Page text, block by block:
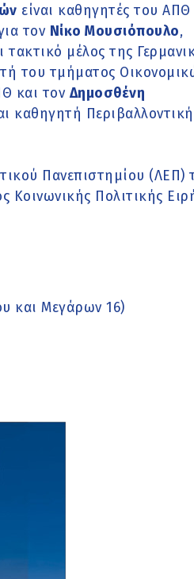
είναι καθηγητές του ΑΠΘ
τον Νίκο Μουσιόπουλο,
μέλος της
του τμήματος
και τον Δημοσθένη
καθηγητή
Πανεπιστημίου (ΛΕΠ)
Κοινωνικής Πολιτικής
και Μεγάρων 16)